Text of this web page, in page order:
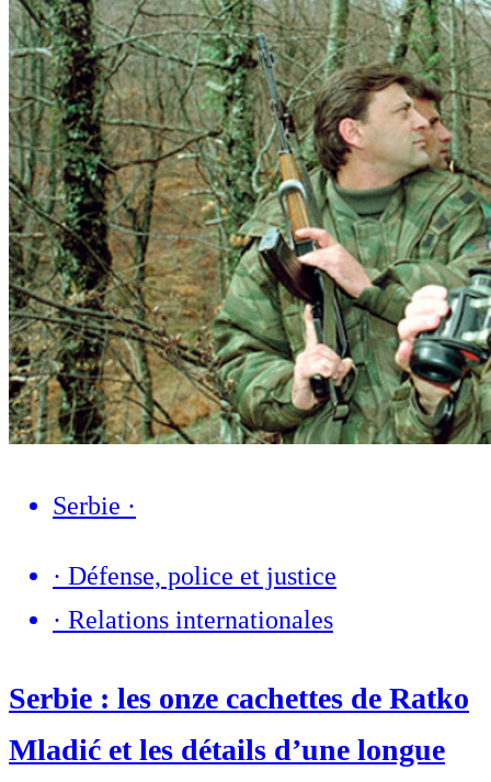
Serbie ·
· Défense, police et justice
· Relations internationales
Serbie : les onze cachettes de Ratko
Mladić et les détails d’une longue